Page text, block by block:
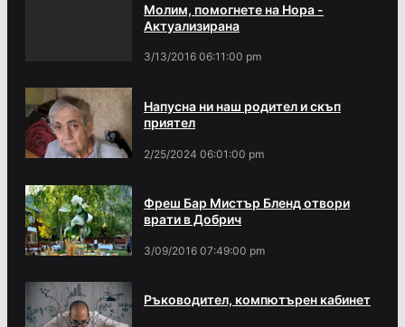
Молим, помогнете на Нора -
Актуализирана
3/13/2016 06:11:00 pm
Напусна ни наш родител и скъп
приятел
2/25/2024 06:01:00 pm
Фреш Бар Мистър Бленд отвори
врати в Добрич
3/09/2016 07:49:00 pm
Ръководител, компютърен кабинет